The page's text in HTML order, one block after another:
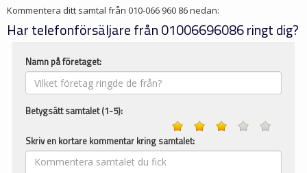
Kommentera ditt samtal från 010-066 960 86nedan:
Har telefonförsäljare från 01006696086 ringt dig?
Namn på företaget:
Betygsätt samtalet (1-5):
Skriv en kortare kommentar kring samtalet: